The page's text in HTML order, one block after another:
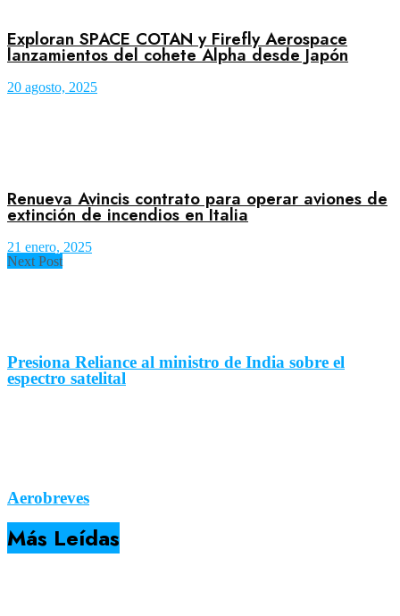
Exploran SPACE COTAN y Firefly Aerospace
lanzamientos del cohete Alpha desde Japón
20 agosto, 2025
Renueva Avincis contrato para operar aviones de
extinción de incendios en Italia
21 enero, 2025
Next Post
Presiona Reliance al ministro de India sobre el
espectro satelital
Aerobreves
Más Leídas